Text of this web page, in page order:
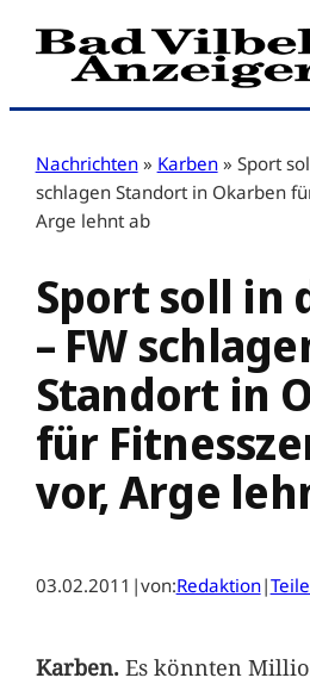
Zum
Inhalt
Nachrichten » Karben » Sport
schlagen Standort in Okarben
Arge lehnt ab
Sport soll in
– FW
Standort in
für
vor, Arge
03.02.2011 |von:Redaktion|
Karben.Es könnten